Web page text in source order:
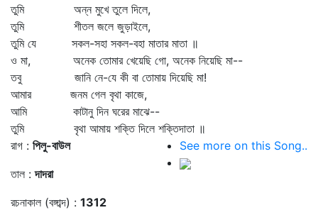
তুমি অন্ন মুখে তুলে দিলে,
তুমি শীতল জলে জুড়াইলে,
তুমি যে সকল-সহা সকল-বহা মাতার মাতা ॥
ও মা, অনেক তোমার খেয়েছি গো, অনেক নিয়েছি মা--
তবু জানি নে-যে কী বা তোমায় দিয়েছি মা!
আমার জনম গেল বৃথা কাজে,
আমি কাটানু দিন ঘরের মাঝে--
তুমি বৃথা আমায় শক্তি দিলে শক্তিদাতা ॥
রাগ : পিলু-বাউল
তাল :দাদরা
রচনাকাল (বঙ্গাব্দ) : 1312
See more on this Song..